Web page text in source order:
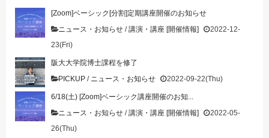
[Zoom]ベーシック[分割]定期講座開催のお知らせ
ニュース・お知らせ /講演・講座 [開催情報]
2022-12-
23(Fri)
阪大大学院博士課程を修了
PICKUP / ニュース・お知らせ 2022-09-22(Thu)
6/18(土) [Zoom]ベーシック講座開催のお知...
ニュース・お知らせ /講演・講座 [開催情報]
2022-05-
26(Thu)